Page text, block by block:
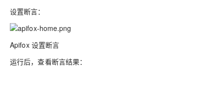
设置断言：
Apifox 设置断言
运行后，查看断言结果：